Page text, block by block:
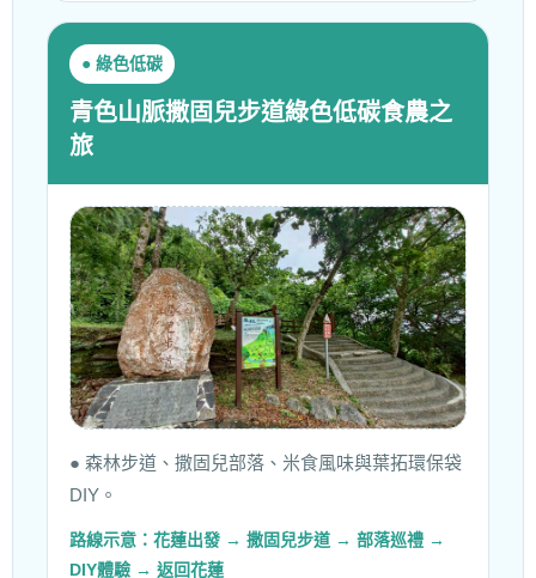
● 綠色低碳
青色山脈撒固兒步道綠色低碳食農之
旅
● 森林步道、撒固兒部落、米食風味與葉拓環保袋
DIY。
路線示意：花蓮出發 → 撒固兒步道 → 部落巡禮 →
DIY體驗 → 返回花蓮